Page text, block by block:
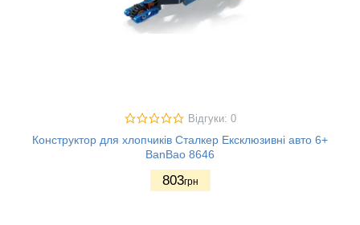
Відгуки: 0
Конструктор для хлопчиків Сталкер Ексклюзивні авто 6+
BanBao 8646
803грн